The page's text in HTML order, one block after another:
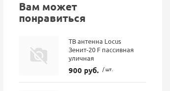
Вам может
понравиться
ТВ антенна Locus
Зенит-20 F пассивная
уличная
900 руб. / шт.